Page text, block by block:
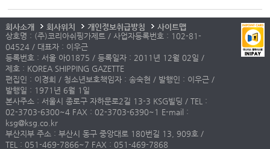
회사소개 회사위치 개인정보취급방침
사이트맵
상호명 : (주)코리아쉬핑가제트 / 사업자등록번호 : 102-81-
04524 / 대표자 : 이우근
등록번호 : 서울 아01875 / 등록일자 : 2011년 12월 02일 /
제호 : KOREA SHIPPING GAZETTE
편집인 : 이경희 / 청소년보호책임자 : 송숙현 / 발행인 : 이우근 /
발행일 : 1971년 6월 1일
본사주소 : 서울시 종로구 자하문로2길 13-3 KSG빌딩 / TEL :
02-3703-6300~4 FAX : 02-3703-6390~1 E-mail :
ksg@ksg.co.kr
부산지부 주소 : 부산시 동구 중앙대로 180번길 13, 909호 /
TEL : 051-469-7866~7 FAX : 051-469-7868